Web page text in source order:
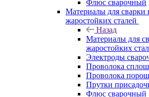
Флюс сварочный
Материалы для
жаростойких сталей
Назад
Материалы для
жаростойких
Электроды
Проволока
Проволока
Прутки
Флюс сварочный